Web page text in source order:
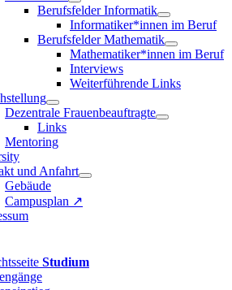
Berufsfelder Informatik
Informatiker*innen im Beruf
Berufsfelder Mathematik
Mathematiker*innen im Beruf
Interviews
Weiterführende Links
Dezentrale Frauenbeauftragte
Links
Mentoring
und Anfahrt
Gebäude
Campusplan ↗
Studium